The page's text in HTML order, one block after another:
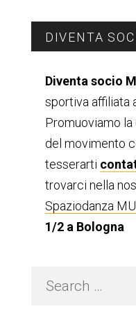
Barra
DIVENTA
Diventa socio
sportiva affiliata
Promuoviamo la
del movimento
tesserarti
trovarci nella
Spaziodanza
1/2 a Bologna